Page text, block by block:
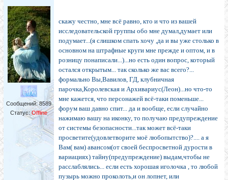
Сообщений:8589
Статус: Offline
скажу честно, мне всё равно, кто и что из вашей
исследовательской группы обо мне думал,думает или
подумает...(я слишком спать хочу ,да и вы уже столько в
основном на штрафные круги мне прежде и оптом, и в
розницу понаписали...)...но есть один вопрос, который
остался открытым... так сколько же вас всего?...
формально Вы,Вавилов, ГД, клубничная
парочка,Королевская и Архивариус(Леон)...но что-то
мне кажется, что персонажей всё-таки поменьше...
форум ваш давно спит... да и вообще, если случайно
нажимаю вашу на иконку, то получаю предупреждение
от системы безопасности...так может всё-таки
просветите(удовлетворите моё любопытство)?.... а я
Вам( вам) авансом(от своей беспросветной дурости в
вариациях) тайну(предупреждение) выдам,чтобы не
расслаблялись... если есть хорошая иголочка , то любой
пузырь можно проколоть,и он лопнет, или